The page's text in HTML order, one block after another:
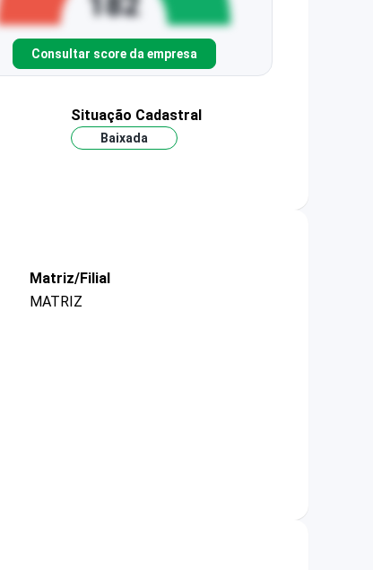
Consultar score da empresa
Situação Cadastral
Baixada
Matriz/Filial
MATRIZ